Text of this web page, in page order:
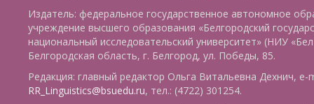
Издатель: федеральное государственное автономное
учреждение высшего образования «Белгородский
национальный исследовательский университет» (НИУ
Белгородская область, г. Белгород, ул. Победы, 85.
Редакция: главный редактор Ольга Витальевна Дехнич, e-
RR_Linguistics@bsuedu.ru, тел.: (4722) 301254.